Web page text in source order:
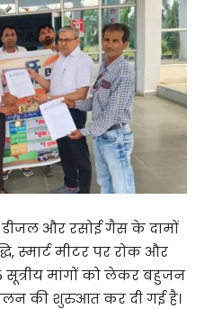
डीजल और रसोई गैस के दामों
स्मार्ट मीटर पर रोक और
सूत्रीय मांगों को लेकर बहुजन
की शुरुआत कर दी गई है।